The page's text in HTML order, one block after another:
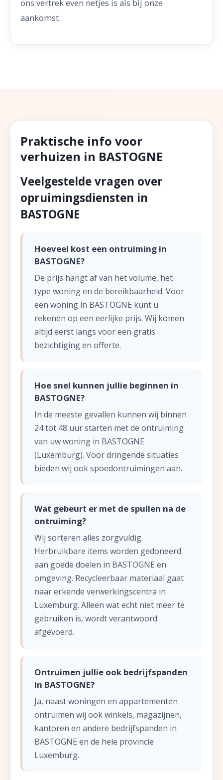
ons vertrek even netjes is als bij onze
aankomst.
Praktische info voor
verhuizen in BASTOGNE
Veelgestelde vragen over
opruimingsdiensten in
BASTOGNE
Hoeveel kost een ontruiming in
BASTOGNE?
De prijs hangt af van het volume, het
type woning en de bereikbaarheid. Voor
een woning in BASTOGNE kunt u
rekenen op een eerlijke prijs. Wij komen
altijd eerst langs voor een gratis
bezichtiging en offerte.
Hoe snel kunnen jullie beginnen in
BASTOGNE?
In de meeste gevallen kunnen wij binnen
24 tot 48 uur starten met de ontruiming
van uw woning in BASTOGNE
(Luxemburg). Voor dringende situaties
bieden wij ook spoedontruimingen aan.
Wat gebeurt er met de spullen na de
ontruiming?
Wij sorteren alles zorgvuldig.
Herbruikbare items worden gedoneerd
aan goede doelen in BASTOGNE en
omgeving. Recycleerbaar materiaal gaat
naar erkende verwerkingscentra in
Luxemburg. Alleen wat echt niet meer te
gebruiken is, wordt verantwoord
afgevoerd.
Ontruimen jullie ook bedrijfspanden
in BASTOGNE?
Ja, naast woningen en appartementen
ontruimen wij ook winkels, magazijnen,
kantoren en andere bedrijfspanden in
BASTOGNE en de hele provincie
Luxemburg.